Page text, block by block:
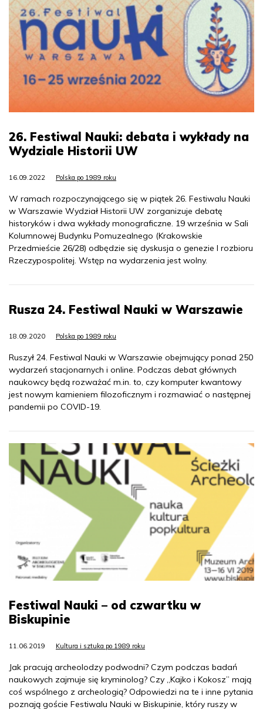
26. Festiwal Nauki: debata i wykłady na
Wydziale Historii UW
16.09.2022 Polska po 1989 roku
W ramach rozpoczynającego się w piątek 26. Festiwalu Nauki
w Warszawie Wydział Historii UW zorganizuje debatę
historyków i dwa wykłady monograficzne. 19 września w Sali
Kolumnowej Budynku Pomuzealnego (Krakowskie
Przedmieście 26/28) odbędzie się dyskusja o genezie I rozbioru
Rzeczypospolitej. Wstęp na wydarzenia jest wolny.
Rusza 24. Festiwal Nauki w Warszawie
18.09.2020 Polska po 1989 roku
Ruszył 24. Festiwal Nauki w Warszawie obejmujący ponad 250
wydarzeń stacjonarnych i online. Podczas debat głównych
naukowcy będą rozważać m.in. to, czy komputer kwantowy
jest nowym kamieniem filozoficznym i rozmawiać o następnej
pandemii po COVID-19.
Festiwal Nauki – od czwartku w
Biskupinie
11.06.2019 Kultura i sztuka po 1989 roku
Jak pracują archeolodzy podwodni? Czym podczas badań
naukowych zajmuje się kryminolog? Czy „Kajko i Kokosz” mają
coś wspólnego z archeologią? Odpowiedzi na te i inne pytania
poznają goście Festiwalu Nauki w Biskupinie, który ruszy w